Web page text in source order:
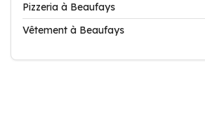
Pizzeria à Beaufays
Vêtement à Beaufays